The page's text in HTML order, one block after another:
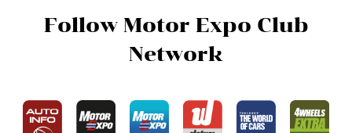
Follow Motor Expo Club
Network